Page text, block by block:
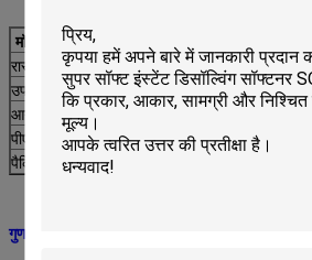
मॉडल का नाम
रासायनिक संरचना
विशेष बहु-परिवर्तित
उपस्थिति
हल्का पीला या पारदर्शी चिपचिपा
आयनिकता
कमजोर कैशनिक
पीएच मूल्य
5 ~ 8
पैकिंग
गुण: